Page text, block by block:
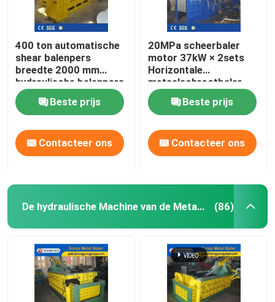
400 ton automatische
shear balenpers
breedte 2000 mm
hydraulische balenpers
Beste prijs
Contacteer ons
20MPa scheerbaler
motor 37kW × 2sets
Horizontale
metaalschrootbaler
voor recycling van
zwaar schroot
Beste prijs
Contacteer ons
De hydraulische Machine van de Metaalpers (86)